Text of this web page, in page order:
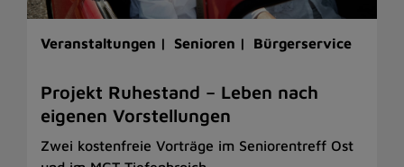
Veranstaltungen | Senioren | Bürgerservice
Projekt Ruhestand – Leben nach
eigenen Vorstellungen
Zwei kostenfreie Vorträge im Seniorentreff Ost